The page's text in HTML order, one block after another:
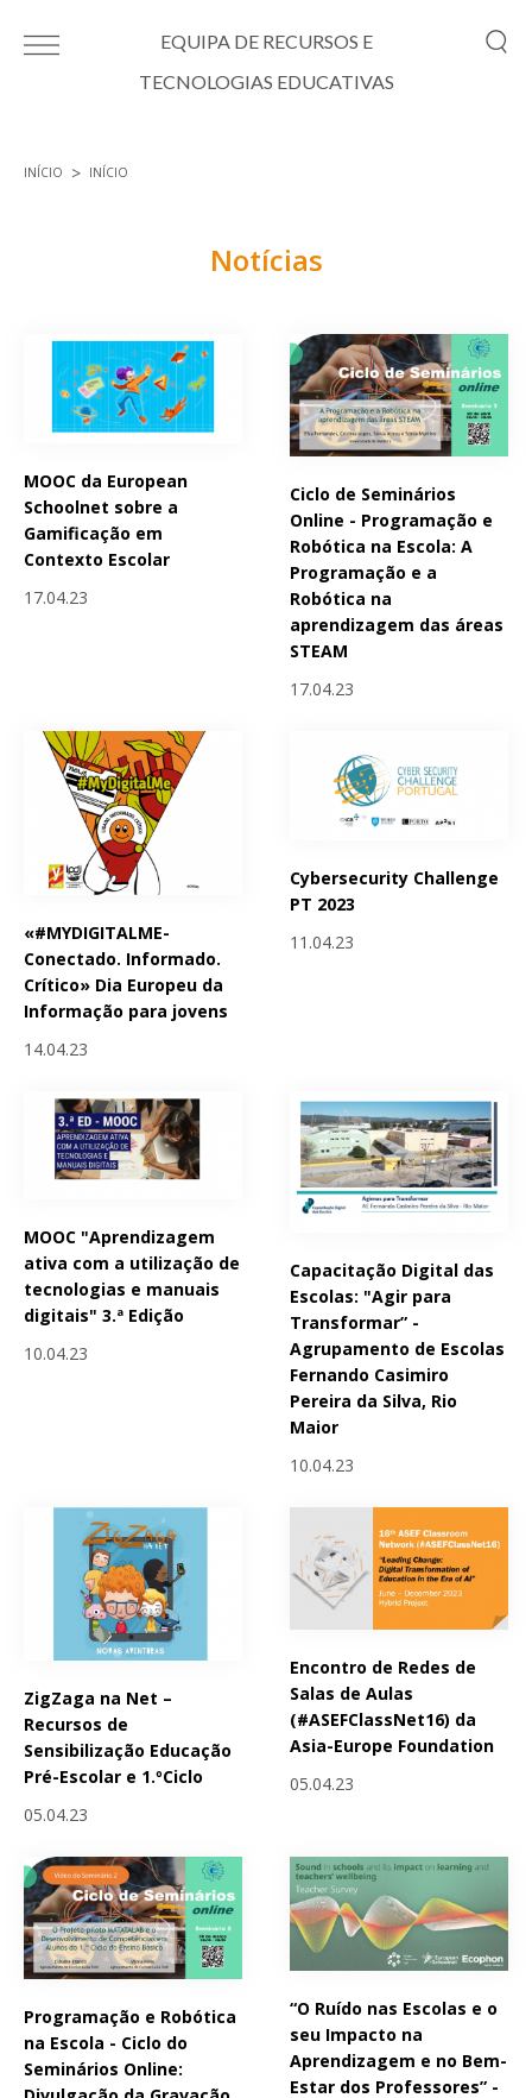
EQUIPA DE RECURSOS E
TECNOLOGIAS EDUCATIVAS
INÍCIO INÍCIO
Notícias
MOOC da European
Schoolnet sobre a
Gamificação em
Contexto Escolar
17.04.23
Ciclo de Seminários
Online - Programação e
Robótica na Escola: A
Programação e a
Robótica na
aprendizagem das áreas
STEAM
17.04.23
«#MYDIGITALME-
Conectado. Informado.
Crítico» Dia Europeu da
Informação para jovens
14.04.23
Cybersecurity Challenge
PT 2023
11.04.23
MOOC "Aprendizagem
ativa com a utilização de
tecnologias e manuais
digitais" 3.ª Edição
10.04.23
Capacitação Digital das
Escolas: "Agir para
Transformar” -
Agrupamento de Escolas
Fernando Casimiro
Pereira da Silva, Rio
Maior
10.04.23
ZigZaga na Net –
Recursos de
Sensibilização Educação
Pré-Escolar e 1.ºCiclo
05.04.23
Encontro de Redes de
Salas de Aulas
(#ASEFClassNet16) da
Asia-Europe Foundation
05.04.23
Programação e Robótica
na Escola - Ciclo do
Seminários Online:
“O Ruído nas Escolas e o
seu Impacto na
Aprendizagem e no Bem-
Estar dos Professores” -
Páginas